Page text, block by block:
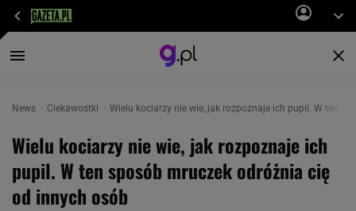
News Ciekawostki Wielu kociarzy nie wie, jak rozpoznaje ich pupil. W ten
Wielu kociarzy nie wie, jak rozpoznaje ich
pupil. W ten sposób mruczek odróżnia cię
od innych osób